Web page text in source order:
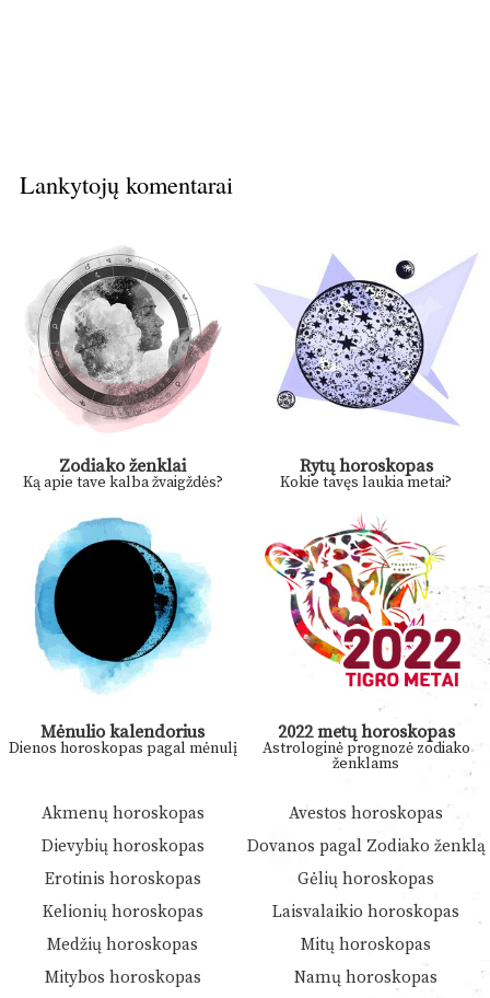
Lankytojų komentarai
Zodiako ženklai
Ką apie tave kalba žvaigždės?
Rytų horoskopas
Kokie tavęs laukia metai?
Mėnulio kalendorius
Dienos horoskopas pagal mėnulį
2022 metų horoskopas
Astrologinė prognozė zodiako
ženklams
Akmenų horoskopas
Avestos horoskopas
Dievybių horoskopas
Dovanos pagal Zodiako ženklą
Erotinis horoskopas
Gėlių horoskopas
Kelionių horoskopas
Laisvalaikio horoskopas
Medžių horoskopas
Mitų horoskopas
Mitybos horoskopas
Namų horoskopas